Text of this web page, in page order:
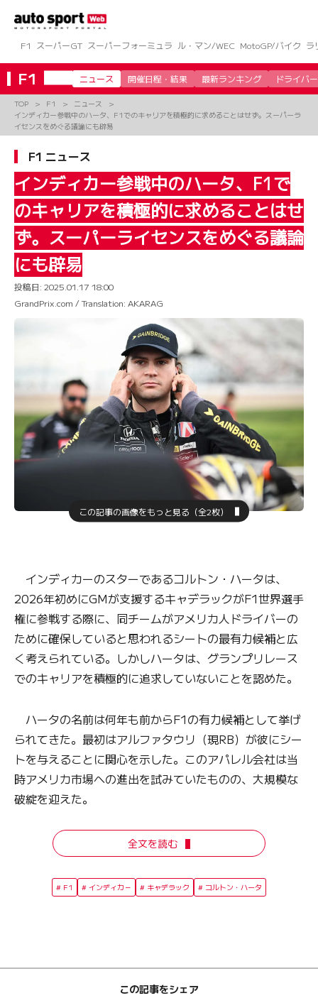
ツ
へ
ス
キ
F1 スーパーGT スーパーフォーミュラ ル・マン/WEC MotoGP/バイク ラ
F1 ニュース 開催日程・結果 最新ランキング ドライバー
TOP F1
ニュース
インディカー参戦中のハータ、F1でのキャリアを積極的に求めることはせず。スーパーラ
イセンスをめぐる議論にも辟易
F1 ニュース
インディカー参戦中のハータ、F1で
のキャリアを積極的に求めることはせ
ず。スーパーライセンスをめぐる議論
にも辟易
投稿日: 2025.01.17 18:00
GrandPrix.com / Translation: AKARAG
この記事の画像をもっと見る（全2枚）
インディカーのスターであるコルトン・ハータは、
2026年初めにGMが支援するキャデラックがF1世界選手
権に参戦する際に、同チームがアメリカ人ドライバーの
ために確保していると思われるシートの最有力候補と広
く考えられている。しかしハータは、グランプリレース
でのキャリアを積極的に追求していないことを認めた。
ハータの名前は何年も前からF1の有力候補として挙げ
られてきた。最初はアルファタウリ（現RB）が彼にシー
トを与えることに関心を示した。このアパレル会社は当
時アメリカ市場への進出を試みていたものの、大規模な
破綻を迎えた。
全文を読む
F1 インディカ－ キャデラック コルトン・ハータ
この記事をシェア